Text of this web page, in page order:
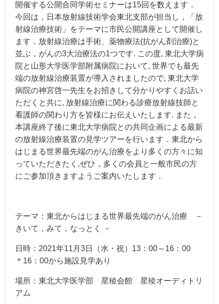
開催する公開合同学術セミナーは15回を数えます．
今回は，日本放射線技術学会東北支部が担当し，「放
射線治療技術」をテーマに市民公開講座として開催し
ます．放射線治療は手術、薬物療法(抗がん剤治療)と
並ぶ，がんの3大治療法の1つです. この度, 東北大学病
院と山形大学医学部附属病院において, 世界でも最先
端の放射線治療装置が導入されましたので, 東北大学
病院の神宮啓一先生をお招きして分かりやすくお話い
ただくと共に, 放射線治療に関わる診療放射線技師と
看護師の関わり方を皆様にお伝えいたします. また，
本講座終了後に東北大学病院との共同企画による最新
の放射線治療装置の見学ツアーを行います．東北から
はじまる世界最先端のがん治療をより多くの方々に知
っていただきたく,ぜひ，多くの会員と一般市民の方
にご参加頂きますようご案内いたします．
テーマ：東北からはじまる世界最先端のがん治療 －
きいて，みて，なっとく －
日時：2021年11月3日（水・祝）13：00～16：00
＊16：00から施設見学あり
場所：東北大学医学部 星稜会館 星稜オーディトリ
アム